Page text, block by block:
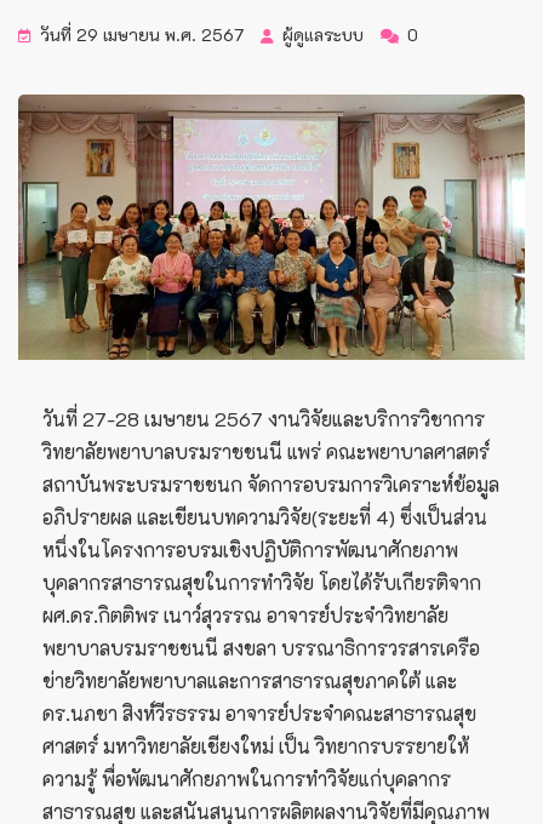
วันที่ 29 เมษายน พ.ศ. 2567 ผู้ดูแลระบบ 0
วันที่ 27-28 เมษายน 2567 งานวิจัยและบริการวิชาการ
วิทยาลัยพยาบาลบรมราชชนนี แพร่ คณะพยาบาลศาสตร์
สถาบันพระบรมราชชนก จัดการอบรมการวิเคราะห์ข้อมูล
อภิปรายผล และเขียนบทความวิจัย(ระยะที่ 4) ซึ่งเป็นส่วน
หนึ่งในโครงการอบรมเชิงปฏิบัติการพัฒนาศักยภาพ
บุคลากรสาธารณสุขในการทำวิจัย โดยได้รับเกียรติจาก
ผศ.ดร.กิตติพร เนาว์สุวรรณ อาจารย์ประจำวิทยาลัย
พยาบาลบรมราชชนนี สงขลา บรรณาธิการวรสารเครือ
ข่ายวิทยาลัยพยาบาลและการสาธารณสุขภาคใต้ และ
ดร.นภชา สิงห์วีรธรรม อาจารย์ประจำคณะสาธารณสุข
ศาสตร์ มหาวิทยาลัยเชียงใหม่ เป็น วิทยากรบรรยายให้
ความรู้ พื่อพัฒนาศักยภาพในการทำวิจัยแก่บุคลากร
สาธารณสุข และสนันสนุนการผลิตผลงานวิจัยที่มีคุณภาพ